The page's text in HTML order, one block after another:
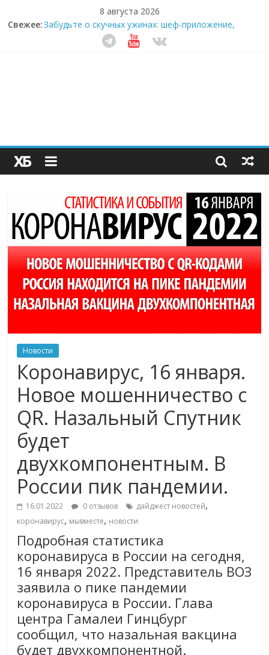
8 августа 2026
Свежее:Забудьте о скучных ужинах: шеф-приложение,
которое видит вашу еду насквозь
Небо зовёт: как бизнес на полётах дронов и
Секрет супергидратации: почему кокосовая вода с
пребиотиками становится главным трендом
здорового питания
Новости
Коронавирус, 16 января.
Новое мошенничество с
QR. Назальный Спутник
будет
двухкомпонентным. В
России пик пандемии.
16.01.2022 0 отзывов дайджест новостей,
коронавирус, мывместе, новости
Подробная статистика
коронавируса в России на сегодня,
16 января 2022. Представитель ВОЗ
заявила о пике пандемии
коронавируса в России. Глава
центра Гамалеи Гинцбург
сообщил, что назальная вакцина
будет двухкомпонентной.